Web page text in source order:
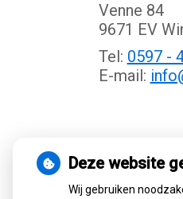
Venne 84
9671 EV
Tel: 0597 -
E-mail:
Deze website
Wij gebruiken